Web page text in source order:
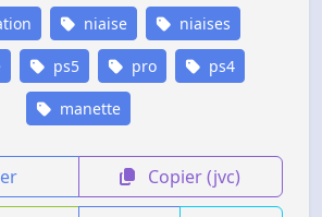
niaise niaises
ps5 pro ps4
manette
Copier (jvc)